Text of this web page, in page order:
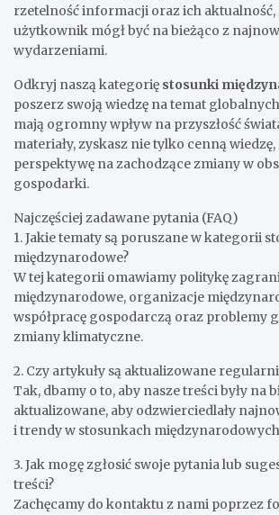
rzetelność informacji oraz ich aktualność,
użytkownik mógł być na bieżąco z
wydarzeniami.
Odkryj naszą kategorię stosunki
poszerz swoją wiedzę na temat
mają ogromny wpływ na przyszłość
materiały, zyskasz nie tylko cenną wiedzę,
perspektywę na zachodzące zmiany w
gospodarki.
Najczęściej zadawane pytania (FAQ)
1. Jakie tematy są poruszane w kategorii
międzynarodowe?
W tej kategorii omawiamy politykę
międzynarodowe, organizacje
współpracę gospodarczą oraz problemy
zmiany klimatyczne.
2. Czy artykuły są aktualizowane
Tak, dbamy o to, aby nasze treści były na
aktualizowane, aby odzwierciedlały
i trendy w stosunkach
3. Jak mogę zgłosić swoje pytania lub
treści?
Zachęcamy do kontaktu z nami poprzez